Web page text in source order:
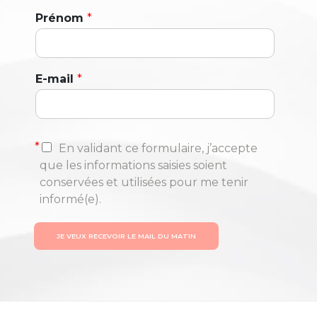
Prénom *
E-mail *
*
En validant ce formulaire, j’accepte
que les informations saisies soient
conservées et utilisées pour me tenir
informé(e).
JE VEUX RECEVOIR LE MAIL DU MATIN